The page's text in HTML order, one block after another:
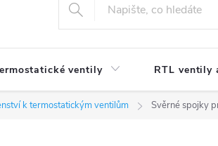
ventily RTL ventily
k termostatickým ventilům Svěrné spojky